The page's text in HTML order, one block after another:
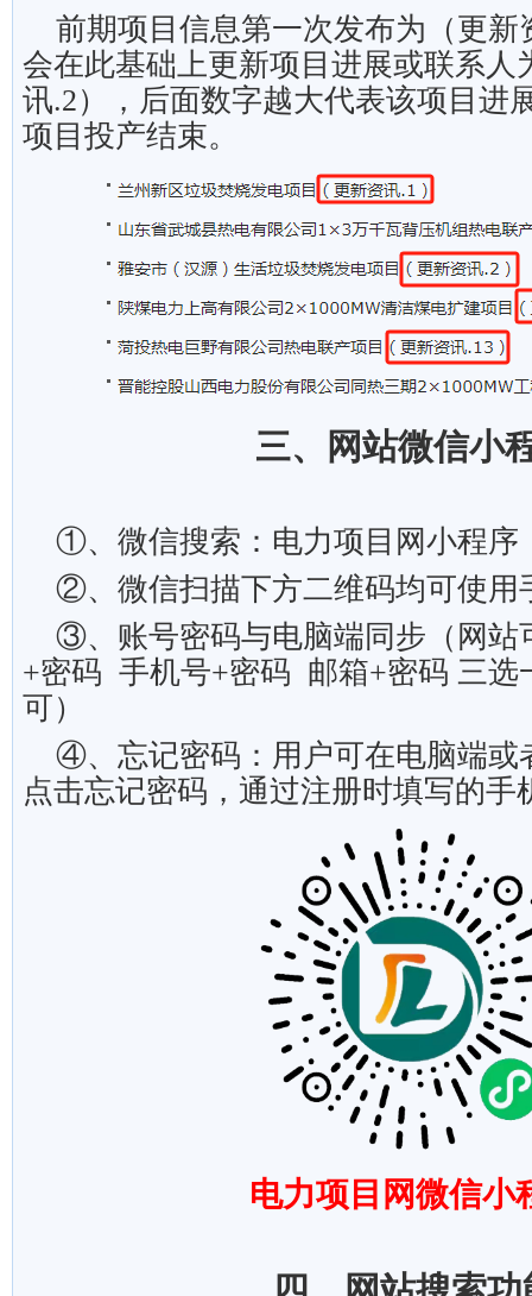
前期项目信息第一次发布为（更新
会在此基础上更新项目进展或联系人
讯.2），后面数字越大代表该项目进
项目投产结束。
三、 网站微信小
①、微信搜索：电力项目网小程序
②、微信扫描下方二维码均可使用
③、 账号密码与电脑端同步（网站
+密码 手机号+密码 邮箱+密码 三选
可）
④、忘记密码：用户可在电脑端或
点击忘记密码，通过注册时填写的手
电力项目网微信小